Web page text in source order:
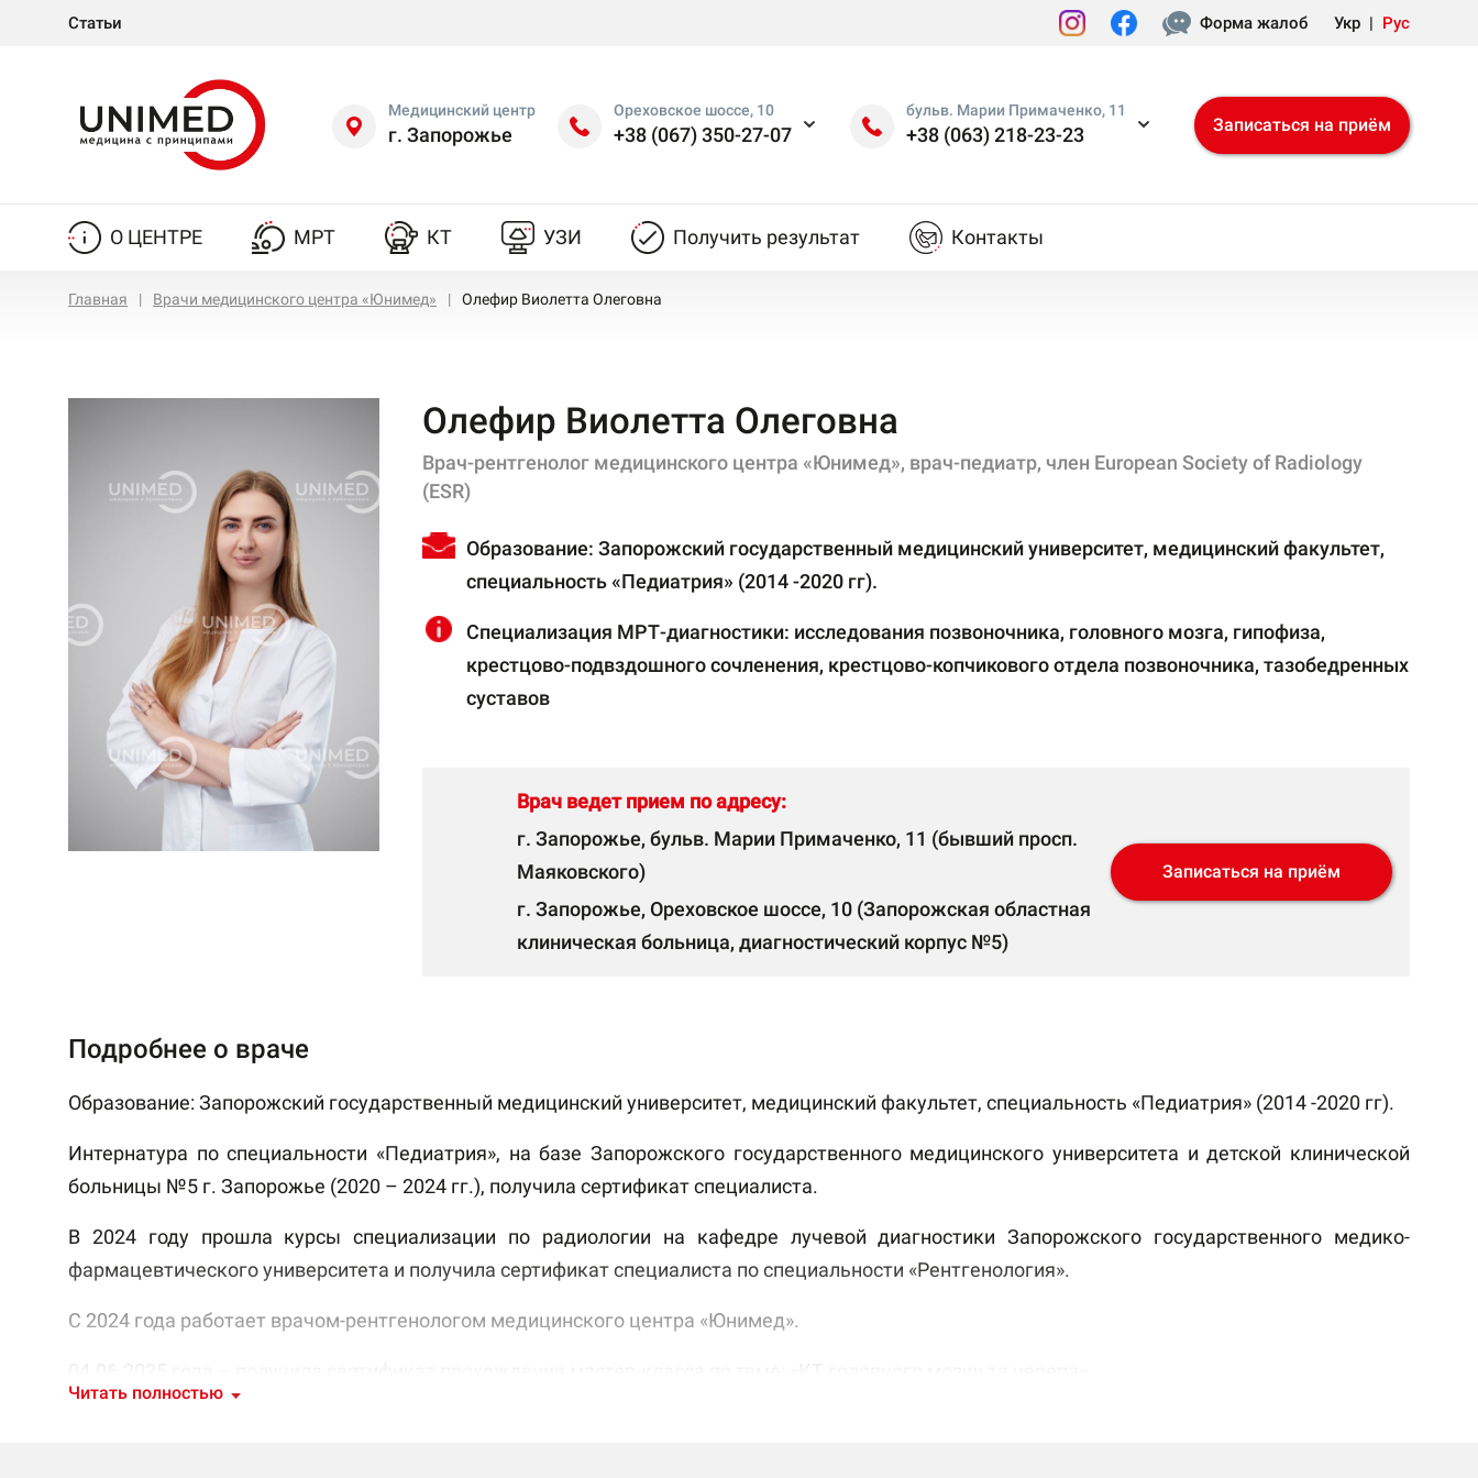
Статьи Форма жалоб Укр | Рус
Медицинский центр
г. Запорожье
Ореховское шоссе, 10
+38 (067) 350-27-07
бульв. Марии Примаченко, 11
+38 (063) 218-23-23 Записаться на приём
О ЦЕНТРЕ МРТ КТ УЗИ Получить результат Контакты
Главная Врачи медицинского центра «Юнимед» Олефир Виолетта Олеговна
Олефир Виолетта Олеговна
Врач-рентгенолог медицинского центра «Юнимед», врач-педиатр, член European Society of Radiology
(ESR)
Образование: Запорожский государственный медицинский университет, медицинский факультет,
специальность «Педиатрия» (2014 -2020 гг).
Специализация МРТ-диагностики: исследования позвоночника, головного мозга, гипофиза,
крестцово-подвздошного сочленения, крестцово-копчикового отдела позвоночника, тазобедренных
суставов
Врач ведет прием по адресу:
г. Запорожье, бульв. Марии Примаченко, 11 (бывший просп.
Маяковского)
г. Запорожье, Ореховское шоссе, 10 (Запорожская областная
клиническая больница, диагностический корпус №5)
Записаться на приём
Подробнее о враче
Образование: Запорожский государственный медицинский университет, медицинский факультет, специальность «Педиатрия» (2014 -2020 гг).
Интернатура по специальности «Педиатрия», на базе Запорожского государственного медицинского университета и детской клинической
больницы №5 г. Запорожье (2020 – 2024 гг.), получила сертификат специалиста.
В 2024 году прошла курсы специализации по радиологии на кафедре лучевой диагностики Запорожского государственного медико-
фармацевтического университета и получила сертификат специалиста по специальности «Рентгенология».
С 2024 года работает врачом-рентгенологом медицинского центра «Юнимед».
Читать полностью